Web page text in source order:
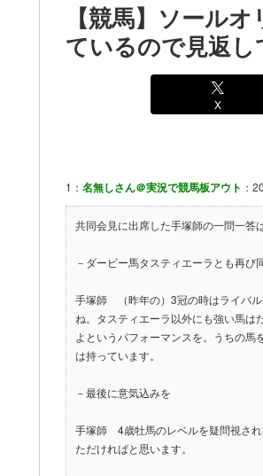
【競馬】ソール
ているので見返
X
1： 名無しさん＠実況で競馬板アウト ：
共同会見に出席した手塚師の一問一答
－ダービー馬タスティエーラとも再び
手塚師 （昨年の）3冠の時はライバル
ね。タスティエーラ以外にも強い馬は
よというパフォーマンスを。うちの
は持っています。
－最後に意気込みを
手塚師 4歳牡馬のレベルを疑問視され
ただければと思います。